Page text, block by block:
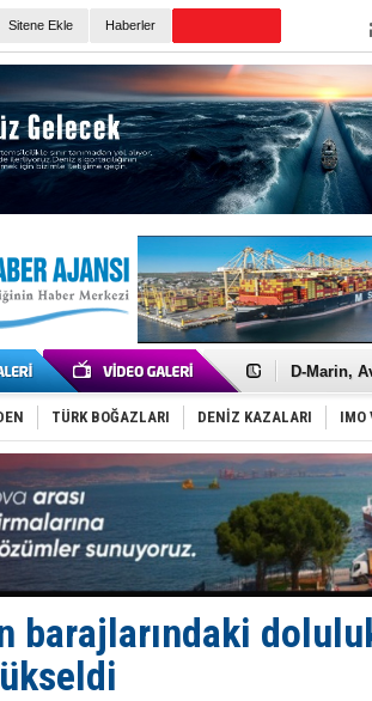
Sitene Ekle Haberler
D-Marin,
Van’da
ASEAN ilk
TAYK -
İstanbul
Tersane
İngiliz
FESCO,
DESE,
İnsansız
TÜRK BOĞAZLARI DENİZ KAZALARI IMO
barajlarındaki